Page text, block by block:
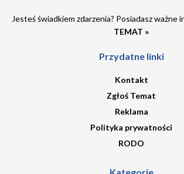
Jesteś świadkiem zdarzenia? Posiadasz ważne
TEMAT »
Przydatne linki
Kontakt
Zgłoś Temat
Reklama
Polityka prywatności
RODO